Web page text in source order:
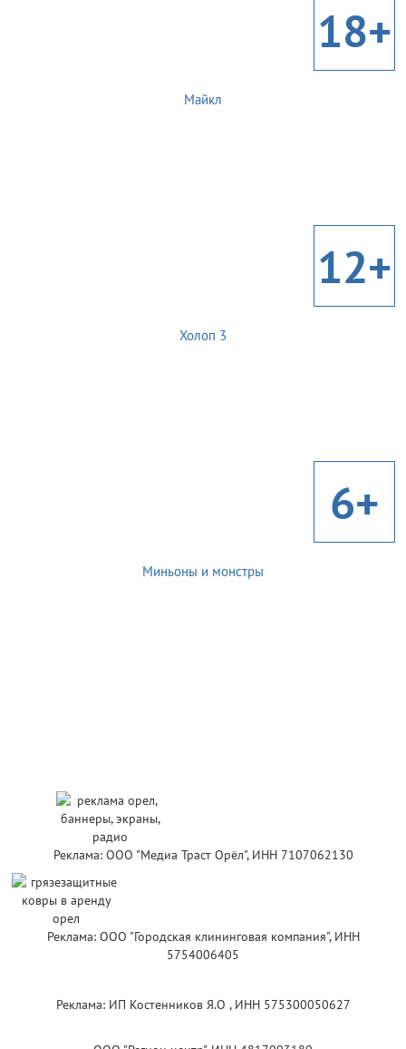
18+
Майкл
12+
Холоп 3
6+
Миньоны и монстры
Реклама: ООО "Медиа Траст Орёл", ИНН 7107062130
Реклама: ООО "Городская клининговая компания", ИНН
5754006405
Реклама: ИП Костенников Я.О , ИНН 575300050627